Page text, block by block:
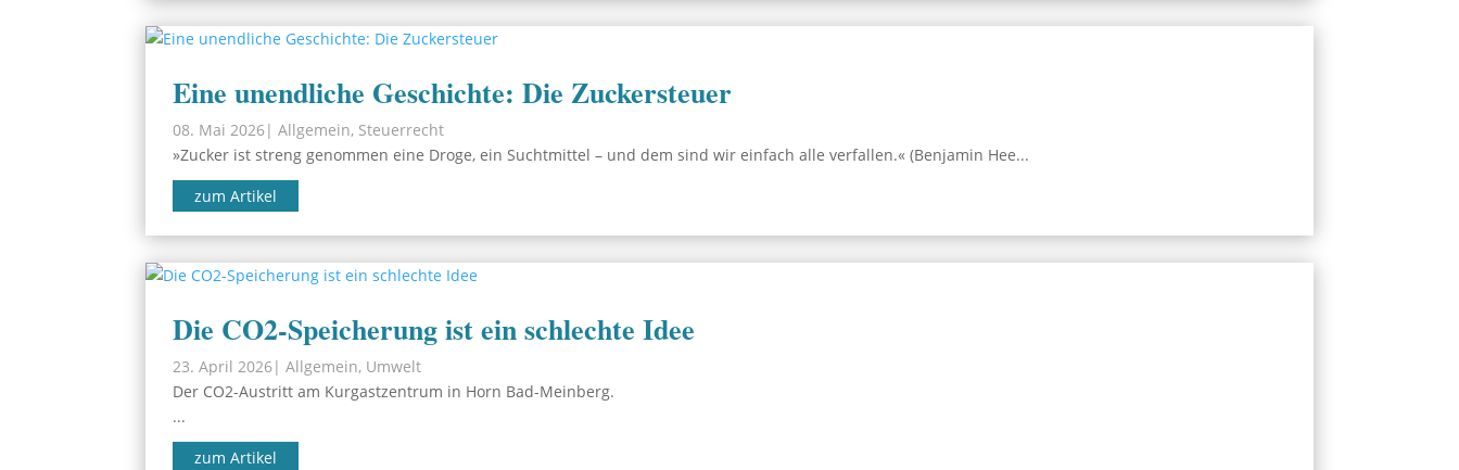
Eine unendliche Geschichte: Die Zuckersteuer
08. Mai 2026| Allgemein, Steuerrecht
»Zucker ist streng genommen eine Droge, ein Suchtmittel – und dem sind wir einfach alle verfallen.« (Benjamin Hee...
zum Artikel
Die CO2-Speicherung ist ein schlechte Idee
23. April 2026| Allgemein, Umwelt
Der CO2-Austritt am Kurgastzentrum in Horn Bad-Meinberg.
...
zum Artikel